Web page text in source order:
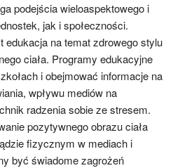
podejścia wieloaspektowego i
jak i społeczności.
edukacja na temat zdrowego stylu
ciała. Programy edukacyjne
i obejmować informacje na
wpływu mediów na
radzenia sobie ze stresem.
pozytywnego obrazu ciała
fizycznym w mediach i
być świadome zagrożeń